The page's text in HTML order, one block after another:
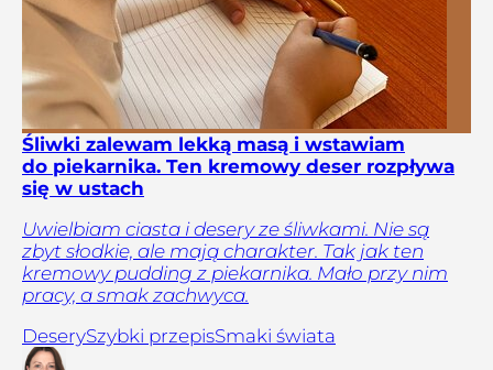
Śliwki zalewam lekką masą i wstawiam
do piekarnika. Ten kremowy deser rozpływa
się w ustach
Uwielbiam ciasta i desery ze śliwkami. Nie są
zbyt słodkie, ale mają charakter. Tak jak ten
kremowy pudding z piekarnika. Mało przy nim
pracy, a smak zachwyca.
DeserySzybki przepisSmaki świata